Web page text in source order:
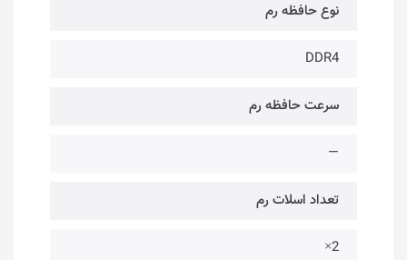
نوع حافظه رم
DDR4
سرعت حافظه رم
—
تعداد اسلات رم
2×